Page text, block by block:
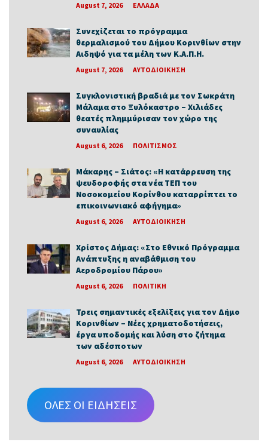
August 7, 2026 ΕΛΛΑΔΑ
Συνεχίζεται το πρόγραμμα
θερμαλισμού του Δήμου Κορινθίων στην
Αιδηψό για τα μέλη των Κ.Α.Π.Η.
August 7, 2026 ΑΥΤΟΔΙΟΙΚΗΣΗ
Συγκλονιστική βραδιά με τον Σωκράτη
Μάλαμα στο Ξυλόκαστρο – Χιλιάδες
θεατές πλημμύρισαν τον χώρο της
συναυλίας
August 6, 2026 ΠΟΛΙΤΙΣΜΟΣ
Μάκαρης – Σιάτος: «Η κατάρρευση της
ψευδοροφής στα νέα ΤΕΠ του
Νοσοκομείου Κορίνθου καταρρίπτει το
επικοινωνιακό αφήγημα»
August 6, 2026 ΑΥΤΟΔΙΟΙΚΗΣΗ
Χρίστος Δήμας: «Στο Εθνικό Πρόγραμμα
Ανάπτυξης η αναβάθμιση του
Αεροδρομίου Πάρου»
August 6, 2026 ΠΟΛΙΤΙΚΗ
Τρεις σημαντικές εξελίξεις για τον Δήμο
Κορινθίων – Νέες χρηματοδοτήσεις,
έργα υποδομής και λύση στο ζήτημα
των αδέσποτων
August 6, 2026 ΑΥΤΟΔΙΟΙΚΗΣΗ
ΟΛΕΣ ΟΙ ΕΙΔΗΣΕΙΣ